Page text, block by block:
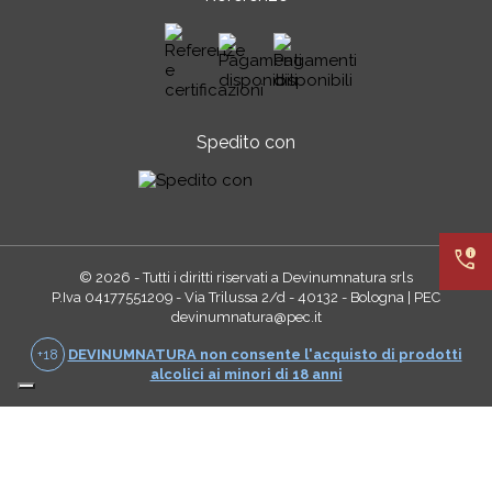
Spedito con
© 2026 - Tutti i diritti riservati a Devinumnatura srls
P.Iva 04177551209 - Via Trilussa 2/d - 40132 - Bologna | PEC
devinumnatura@pec.it
+18
DEVINUMNATURA non consente l'acquisto di prodotti
alcolici ai minori di 18 anni
call_quality